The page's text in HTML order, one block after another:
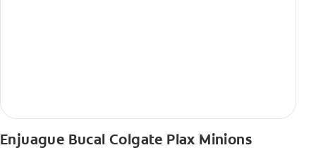
Enjuague Bucal Colgate Plax Minions